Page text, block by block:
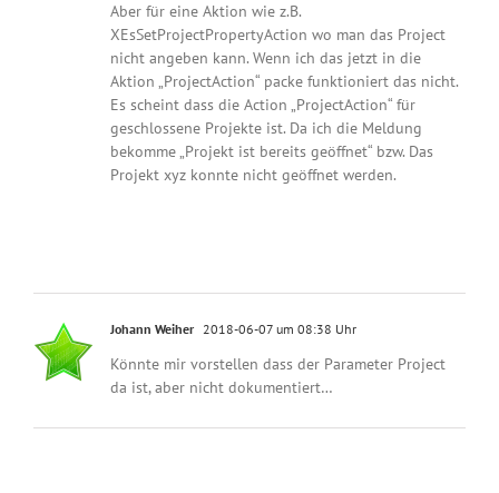
Aber für eine Aktion wie z.B.
XEsSetProjectPropertyAction wo man das Project
nicht angeben kann. Wenn ich das jetzt in die
Aktion „ProjectAction“ packe funktioniert das nicht.
Es scheint dass die Action „ProjectAction“ für
geschlossene Projekte ist. Da ich die Meldung
bekomme „Projekt ist bereits geöffnet“ bzw. Das
Projekt xyz konnte nicht geöffnet werden.
Johann Weiher 2018-06-07 um 08:38 Uhr
Könnte mir vorstellen dass der Parameter Project
da ist, aber nicht dokumentiert…